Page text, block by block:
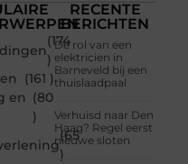
(174
)
(161 )
en (80
)
(65
)
RECENTE
BERICHTEN
De rol van een
elektricien in
Barneveld bij een
thuislaadpaal
Verhuisd naar Den
Haag? Regel eerst
nieuwe sloten